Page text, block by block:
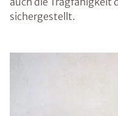
sichergestellt.